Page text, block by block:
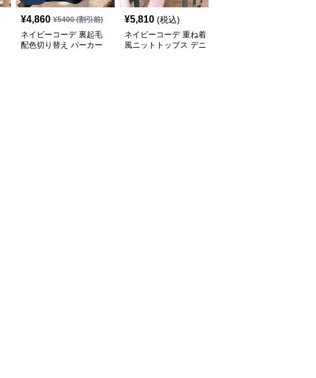
¥4,860 ¥5400(割引前)
ネイビーコーデ 裏起毛
配色切り替え パーカー
¥5,810 (税込)
ネイビーコーデ 重ね着
風ニットトップス デニ